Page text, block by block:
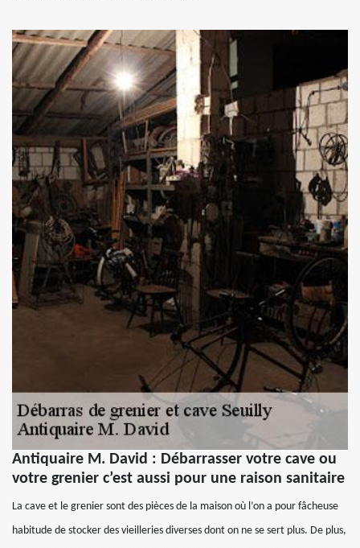
Antiquaire M. David : Débarrasser votre cave ou
votre grenier c’est aussi pour une raison sanitaire
La cave et le grenier sont des pièces de la maison où l’on a pour fâcheuse
habitude de stocker des vieilleries diverses dont on ne se sert plus. De plus,